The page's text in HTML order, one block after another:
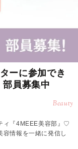
ーに参加でき
員募集中
Beauty
ィ『4MEEE美容部』♡
容情報を一緒に発信し